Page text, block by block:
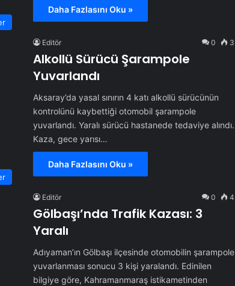
Daha Fazlasını Oku »
Editör 0 3
Alkollü Sürücü Şarampole
Yuvarlandı
Aksaray’da yasal sınırın 4 katı alkollü sürücünün
kontrolünü kaybettiği otomobil şarampole
yuvarlandı. Yaralı sürücü hastanede tedaviye alındı.
Kaza, gece yarısı…
Daha Fazlasını Oku »
Editör 0 4
Gölbaşı’nda Trafik Kazası: 3
Yaralı
Adıyaman’ın Gölbaşı ilçesinde otomobilin şarampole
yuvarlanması sonucu 3 kişi yaralandı. Edinilen
bilgiye göre, Kahramanmaraş istikametinden